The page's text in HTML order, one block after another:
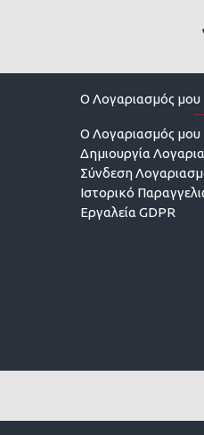
O Λογαριασμός μου
O Λογαριασμός μου
Δημιουργία
Σύνδεση
Ιστορικό
Εργαλεία GDPR